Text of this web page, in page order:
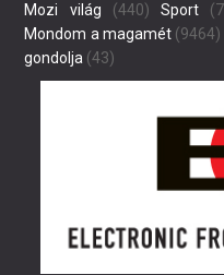
Mozi világ (440) Sport
Mondom a magamét (9464)
gondolja (43)